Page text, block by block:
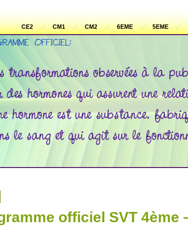
CE2 CM1 CM2 6EME 5EME
officiel SVT 4ème